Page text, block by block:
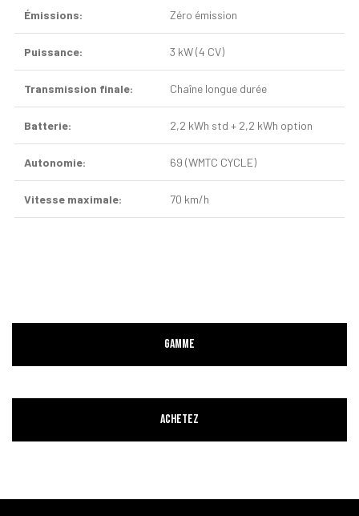
Émissions: Zéro émission
Puissance: 3 kW (4 CV)
Transmission finale: Chaîne longue durée
Batterie: 2,2 kWh std + 2,2 kWh option
Autonomie: 69 (WMTC CYCLE)
Vitesse maximale: 70 km/h
GAMME
ACHETEZ